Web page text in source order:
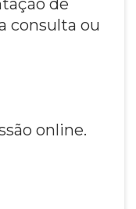
consulta ou
online.